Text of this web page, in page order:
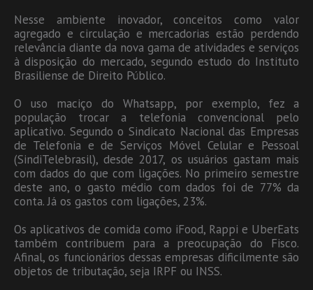
Nesse ambiente inovador, conceitos como valor
agregado e circulação e mercadorias estão perdendo
relevância diante da nova gama de atividades e serviços
à disposição do mercado, segundo estudo do Instituto
Brasiliense de Direito Público.
O uso maciço do Whatsapp, por exemplo, fez a
população trocar a telefonia convencional pelo
aplicativo. Segundo o Sindicato Nacional das Empresas
de Telefonia e de Serviços Móvel Celular e Pessoal
(SindiTelebrasil), desde 2017, os usuários gastam mais
com dados do que com ligações. No primeiro semestre
deste ano, o gasto médio com dados foi de 77% da
conta. Já os gastos com ligações, 23%.
Os aplicativos de comida como iFood, Rappi e UberEats
também contribuem para a preocupação do Fisco.
Afinal, os funcionários dessas empresas dificilmente são
objetos de tributação, seja IRPF ou INSS.